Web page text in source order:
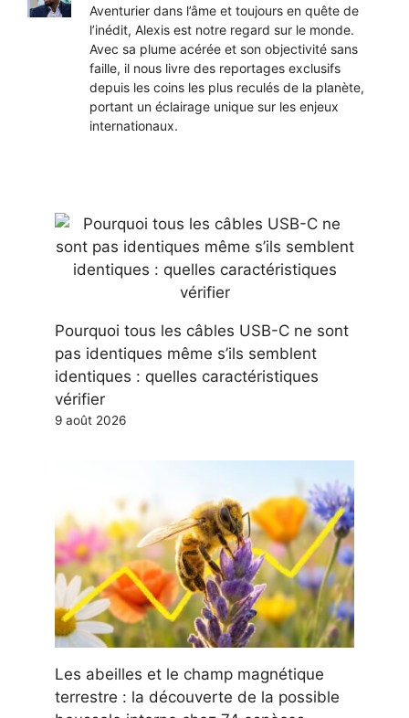
Aventurier dans l’âme et toujours en quête de
l’inédit, Alexis est notre regard sur le monde.
Avec sa plume acérée et son objectivité sans
faille, il nous livre des reportages exclusifs
depuis les coins les plus reculés de la planète,
portant un éclairage unique sur les enjeux
internationaux.
Pourquoi tous les câbles USB-C ne sont
pas identiques même s’ils semblent
identiques : quelles caractéristiques
vérifier
9 août 2026
Les abeilles et le champ magnétique
terrestre : la découverte de la possible